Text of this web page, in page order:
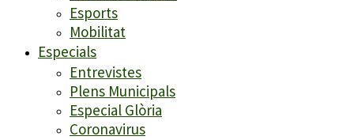
Esports
Mobilitat
Especials
Entrevistes
Plens Municipals
Especial Glòria
Coronavirus